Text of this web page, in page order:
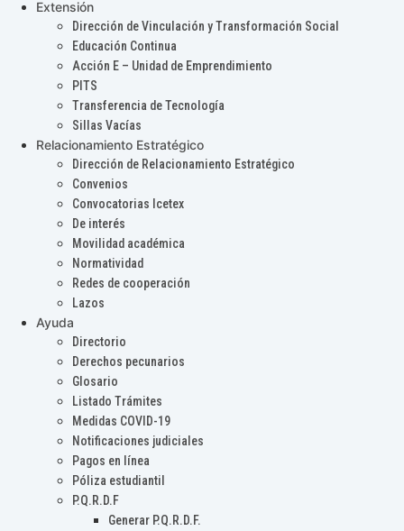
Extensión
Dirección de Vinculación y Transformación Social
Educación Continua
Acción E – Unidad de Emprendimiento
PITS
Transferencia de Tecnología
Sillas Vacías
Relacionamiento Estratégico
Dirección de Relacionamiento Estratégico
Convenios
Convocatorias Icetex
De interés
Movilidad académica
Normatividad
Redes de cooperación
Lazos
Ayuda
Directorio
Derechos pecunarios
Glosario
Listado Trámites
Medidas COVID-19
Notificaciones judiciales
Pagos en línea
Póliza estudiantil
P.Q.R.D.F
Generar P.Q.R.D.F.